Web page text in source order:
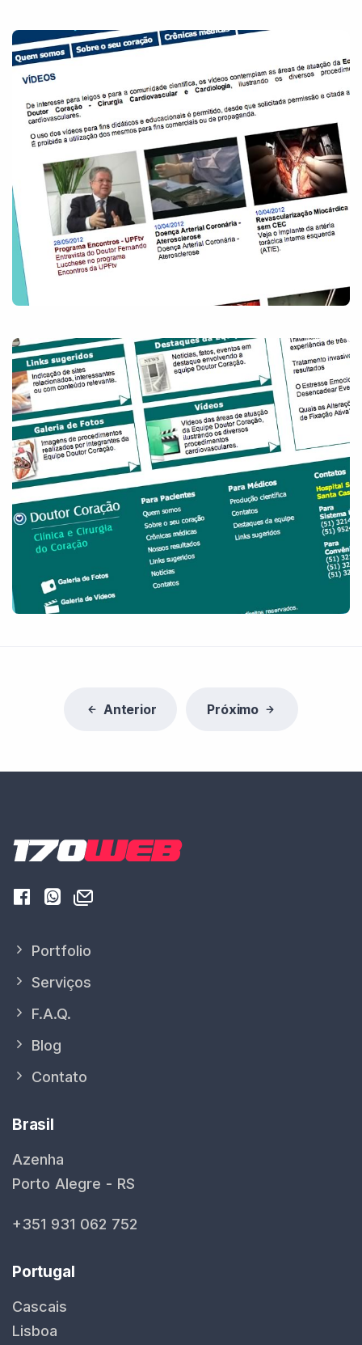
Anterior Próximo
Portfolio
Serviços
F.A.Q.
Blog
Contato
Brasil
Azenha
Porto Alegre - RS
+351 931 062 752
Portugal
Cascais
Lisboa